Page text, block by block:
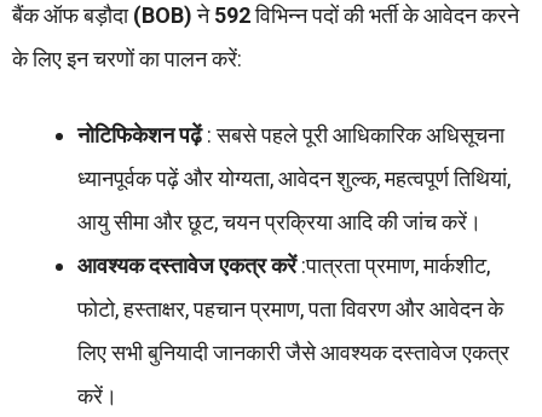
बैंक ऑफ बड़ौदा(BOB)ने592विभिन्न पदों की भर्ती के आवेदन करने
के लिए इन चरणों का पालन करें:
नोटिफिकेशन पढ़ें: सबसे पहले पूरी आधिकारिक अधिसूचना
ध्यानपूर्वक पढ़ें और योग्यता, आवेदन शुल्क, महत्वपूर्ण तिथियां,
आयु सीमा और छूट, चयन प्रक्रिया आदि की जांच करें।
आवश्यक दस्तावेज एकत्र करें:पात्रता प्रमाण, मार्कशीट,
फोटो, हस्ताक्षर, पहचान प्रमाण, पता विवरण और आवेदन के
लिए सभी बुनियादी जानकारी जैसे आवश्यक दस्तावेज एकत्र
करें।